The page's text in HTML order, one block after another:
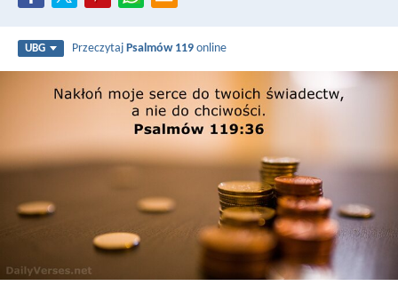
UBG PrzeczytajPsalmów 119 online